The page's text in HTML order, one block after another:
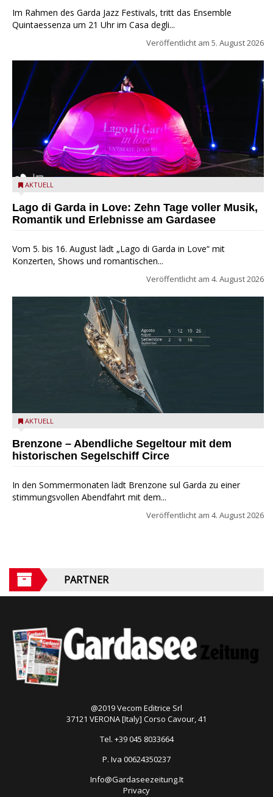
Im Rahmen des Garda Jazz Festivals, tritt das Ensemble
Quintaessenza um 21 Uhr im Casa degli...
Veröffentlicht am 5. August 2026
Lago di Garda in Love
AKTUELL
Lago di Garda in Love: Zehn Tage voller Musik,
Romantik und Erlebnisse am Gardasee
Vom 5. bis 16. August lädt „Lago di Garda in Love“ mit
Konzerten, Shows und romantischen...
Veröffentlicht am 4. August 2026
Mit dem historischen Segelschiff Circe auf dem Gardasee.
AKTUELL
Brenzone – Abendliche Segeltour mit dem
historischen Segelschiff Circe
In den Sommermonaten lädt Brenzone sul Garda zu einer
stimmungsvollen Abendfahrt mit dem...
Veröffentlicht am 4. August 2026
PARTNER
@2019 Vecom Editrice Srl
37121 VERONA [Italy] Corso Cavour, 41
Tel. +39 045 8033664
P. Iva 00624350237
Info@Gardaseezeitung.It
Privacy